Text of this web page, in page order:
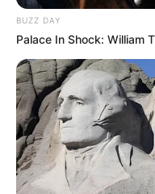
BUZZ DAY
Palace In Shock: William